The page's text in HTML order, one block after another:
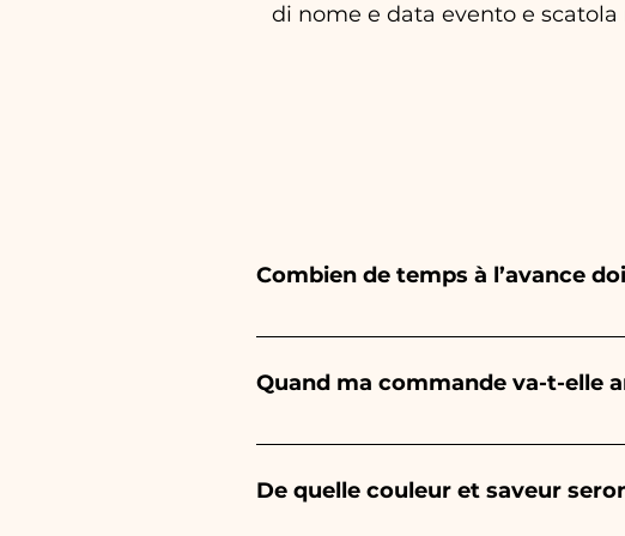
di nome e data evento e scatola
Combien de temps à l’avance
Ceramiche Ania crée et peint
1/2 mois avant votre événement. Si
Quand ma commande va-t-elle
La réception de la commande est
De quelle couleur et saveur